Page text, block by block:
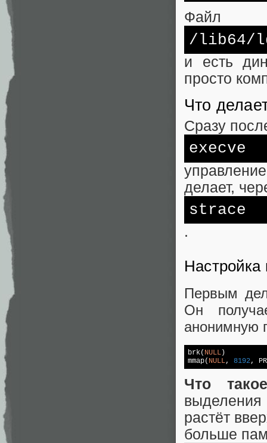
Файл
/lib64/
и есть
просто
Что
Сразу
execve
делает,
strace
.
Настройка
Первым
Он
анонимную
brk( NULL)
mmap( NULL, 8192,
Что
выделения
растёт
больше